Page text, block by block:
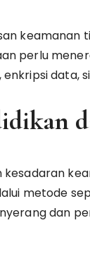
keamanan
perlu
enkripsi data,
kesadaran
metode
dan